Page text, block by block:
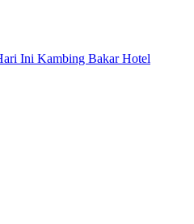
Ini Kambing Bakar Hotel